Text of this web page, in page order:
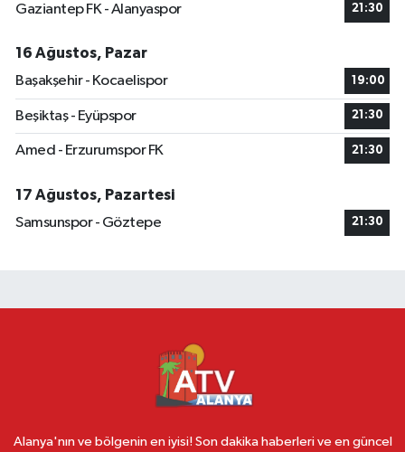
Gaziantep FK - Alanyaspor 21:30
16 Ağustos, Pazar
Başakşehir - Kocaelispor
19:00
Beşiktaş - Eyüpspor 21:30
Amed - Erzurumspor FK 21:30
17 Ağustos, Pazartesi
Samsunspor - Göztepe
21:30
Alanya'nın ve bölgenin en iyisi! Son dakika haberleri ve en güncel